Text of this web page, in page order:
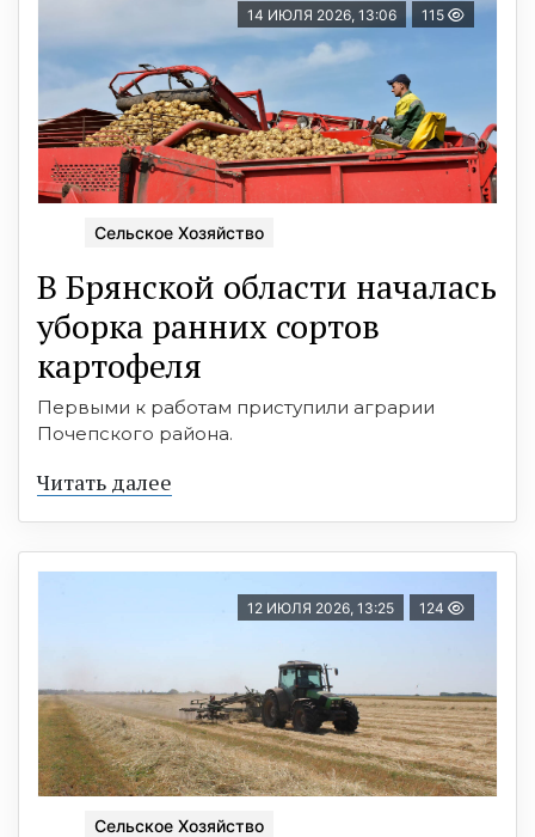
14 ИЮЛЯ 2026, 13:06 115
Сельское Хозяйство
В Брянской области началась
уборка ранних сортов
картофеля
Первыми к работам приступили аграрии
Почепского района.
Читать далее
12 ИЮЛЯ 2026, 13:25 124
Сельское Хозяйство